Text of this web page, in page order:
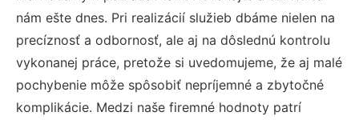
nám ešte dnes. Pri realizácií služieb dbáme nielen na
precíznosť a odbornosť, ale aj na dôslednú kontrolu
vykonanej práce, pretože si uvedomujeme, že aj malé
pochybenie môže spôsobiť nepríjemné a zbytočné
komplikácie. Medzi naše firemné hodnoty patrí